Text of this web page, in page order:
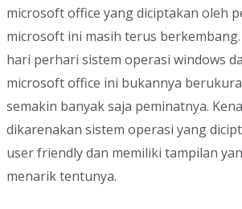
microsoft office yang diciptakan oleh
microsoft ini masih terus
hari perhari sistem operasi windows
microsoft office ini bukannya
semakin banyak saja peminatnya.
dikarenakan sistem operasi yang
user friendly dan memiliki tampilan
menarik tentunya.